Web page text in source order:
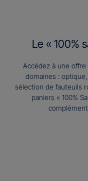
Le « 100%
Accédez à une
domaines :
sélection de fauteuils
paniers « 100%